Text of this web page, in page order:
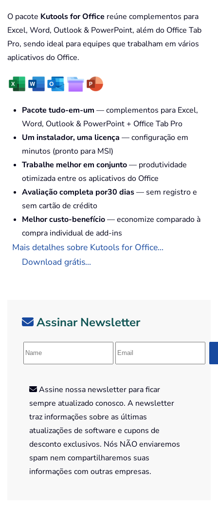
O pacote Kutools for Office reúne complementos para
Excel, Word, Outlook & PowerPoint, além do Office Tab
Pro, sendo ideal para equipes que trabalham em vários
aplicativos do Office.
Pacote tudo-em-um — complementos para Excel,
Word, Outlook & PowerPoint + Office Tab Pro
Um instalador, uma licença — configuração em
minutos (pronto para MSI)
Trabalhe melhor em conjunto— produtividade
otimizada entre os aplicativos do Office
Avaliação completa por30 dias— sem registro e
sem cartão de crédito
Melhor custo-benefício— economize comparado à
compra individual de add-ins
Mais detalhes sobre Kutools for Office...
Download grátis...
Assinar Newsletter
Assine nossa newsletter para ficar
sempre atualizado conosco. A newsletter
traz informações sobre as últimas
atualizações de software e cupons de
desconto exclusivos. Nós NÃO enviaremos
spam nem compartilharemos suas
informações com outras empresas.